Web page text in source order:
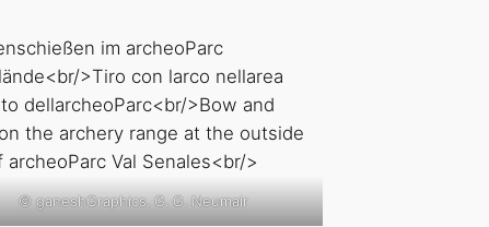
© ganeshGraphics. G. G. Neumair